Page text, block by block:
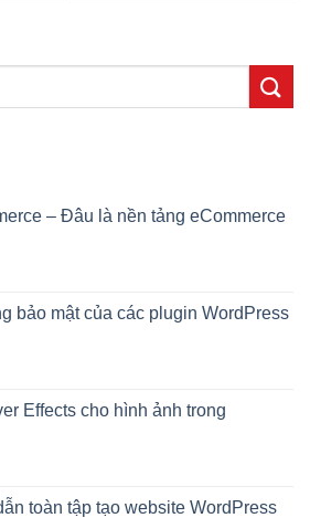
– Đâu là nền tảng eCommerce
bảo mật của các plugin WordPress
Effects cho hình ảnh trong
toàn tập tạo website WordPress